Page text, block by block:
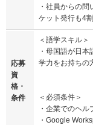
・社員からの
ケット発行も4
応募
資
格・
条件
＜語学スキル＞
・母国語が日
学力をお持ちの
＜必須条件＞
・企業でのヘル
・Google